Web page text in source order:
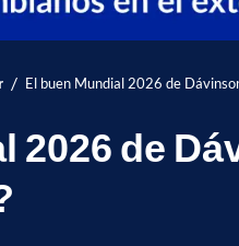
/ El buen Mundial 2026 de
2026 de